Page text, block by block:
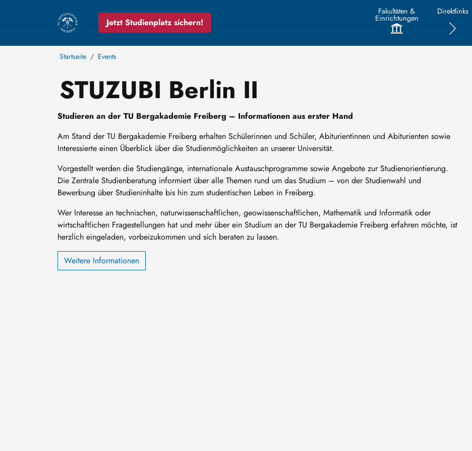
Jetzt Studienplatz sichern!
Fakultäten &
Einrichtungen
Direktlinks
Startseite Events
STUZUBI Berlin II
Studieren an der TU Bergakademie Freiberg – Informationen aus erster Hand
Am Stand der TU Bergakademie Freiberg erhalten Schülerinnen und Schüler, Abiturientinnen und Abiturienten sowie
Interessierte einen Überblick über die Studienmöglichkeiten an unserer Universität.
Vorgestellt werden die Studiengänge, internationale Austauschprogramme sowie Angebote zur Studienorientierung.
Die Zentrale Studienberatung informiert über alle Themen rund um das Studium – von der Studienwahl und
Bewerbung über Studieninhalte bis hin zum studentischen Leben in Freiberg.
Wer Interesse an technischen, naturwissenschaftlichen, geowissenschaftlichen, Mathematik und Informatik oder
wirtschaftlichen Fragestellungen hat und mehr über ein Studium an der TU Bergakademie Freiberg erfahren möchte, ist
herzlich eingeladen, vorbeizukommen und sich beraten zu lassen.
Weitere Informationen